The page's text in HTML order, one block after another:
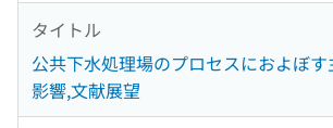
タイトル
公共下水処理場のプロセスにおよぼ
影響,文献展望